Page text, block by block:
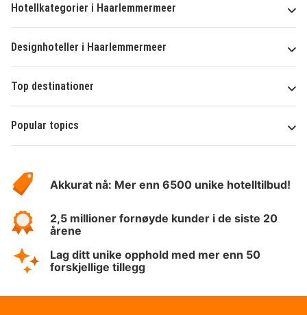
Hotellkategorier i Haarlemmermeer
Designhoteller i Haarlemmermeer
Top destinationer
Popular topics
Hotelspecials
Akkurat nå: Mer enn 6500 unike hotelltilbud!
2,5 millioner fornøyde kunder i de siste 20
årene
Lag ditt unike opphold med mer enn 50
forskjellige tillegg